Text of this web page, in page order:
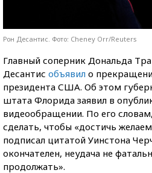
Рон Десантис. Фото: Cheney Orr/Reuters
Главный соперник Дональда
Десантис объявил о
президента США. Об этом
штата Флорида заявил в
видеообращении. По его
сделать, чтобы «достичь
подписал цитатой Уинстона
окончателен, неудача не
продолжать».